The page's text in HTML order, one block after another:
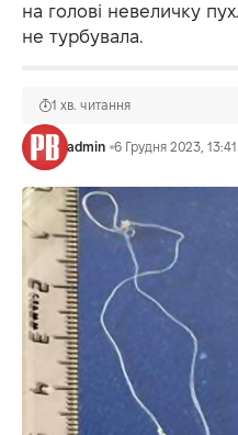
на голові невеличку
не турбувала.
admin 6 Грудня 2023, 13:41
1 хв. читання